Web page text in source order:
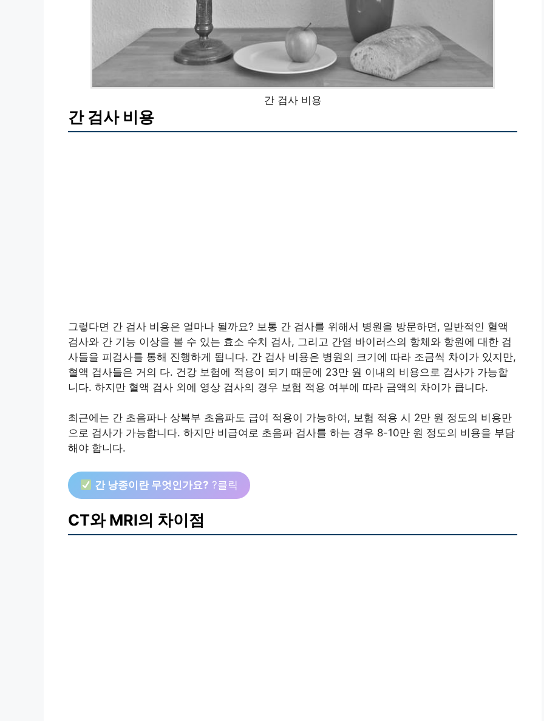
간 검사 비용
간 검사 비용
그렇다면 간 검사 비용은 얼마나 될까요? 보통 간 검사를 위해서 병원을 방문하면, 일반적인 혈액
검사와 간 기능 이상을 볼 수 있는 효소 수치 검사, 그리고 간염 바이러스의 항체와 항원에 대한 검
사들을 피검사를 통해 진행하게 됩니다. 간 검사 비용은 병원의 크기에 따라 조금씩 차이가 있지만,
혈액 검사들은 거의 다. 건강 보험에 적용이 되기 때문에 23만 원 이내의 비용으로 검사가 가능합
니다. 하지만 혈액 검사 외에 영상 검사의 경우 보험 적용 여부에 따라 금액의 차이가 큽니다.
최근에는 간 초음파나 상복부 초음파도 급여 적용이 가능하여, 보험 적용 시 2만 원 정도의 비용만
으로 검사가 가능합니다. 하지만 비급여로 초음파 검사를 하는 경우 8-10만 원 정도의 비용을 부담
해야 합니다.
간 낭종이란 무엇인가요? ?클릭
CT와 MRI의 차이점